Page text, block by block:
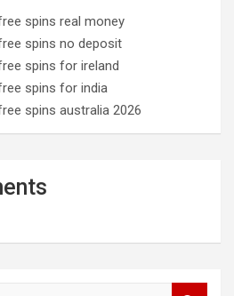
spins real money
spins no deposit
spins for ireland
spins for india
spins australia 2026